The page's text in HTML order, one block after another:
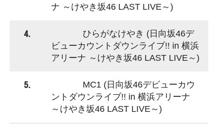
ナ ～けやき坂46 LAST LIVE～)
4.
ひらがなけやき (日向坂46デ
ビューカウントダウンライブ!! in 横浜
アリーナ ～けやき坂46 LAST LIVE～)
5.
MC1 (日向坂46デビューカウ
ントダウンライブ!! in 横浜アリーナ
～けやき坂46 LAST LIVE～)